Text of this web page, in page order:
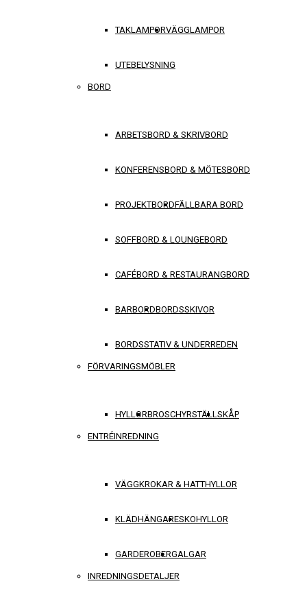
TAKLAMPORVÄGGLAMPOR
UTEBELYSNING
BORD
ARBETSBORD & SKRIVBORD
KONFERENSBORD & MÖTESBORD
PROJEKTBORDFÄLLBARA BORD
SOFFBORD & LOUNGEBORD
CAFÉBORD & RESTAURANGBORD
BARBORDBORDSSKIVOR
BORDSSTATIV & UNDERREDEN
FÖRVARINGSMÖBLER
HYLLORBROSCHYRSTÄLLSKÅP
ENTRÉINREDNING
VÄGGKROKAR & HATTHYLLOR
KLÄDHÄNGARESKOHYLLOR
GARDEROBERGALGAR
INREDNINGSDETALJER